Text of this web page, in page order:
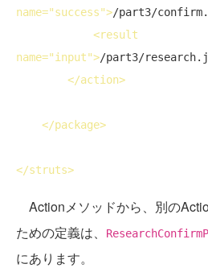
name="success">/part3/
<result
name="input">/part3/
</action>
</package>
</struts>
Actionメソッドから、別の
ための定義は、
にあります。